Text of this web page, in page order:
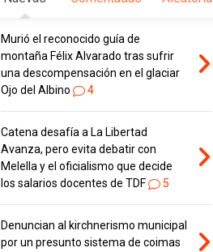
Murió el reconocido guía de
montaña Félix Alvarado tras sufrir
una descompensación en el glaciar
Ojo del Albino
4
Catena desafía a La Libertad
Avanza, pero evita debatir con
Melella y el oficialismo que decide
los salarios docentes de TDF
5
Denuncian al kirchnerismo municipal
por un presunto sistema de coimas